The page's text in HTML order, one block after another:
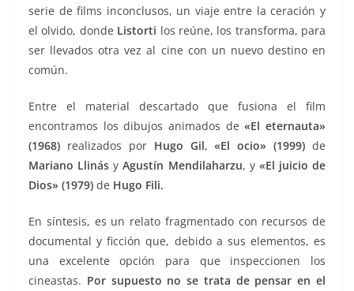
serie de films inconclusos, un viaje entre la ceración y
el olvido, donde Listorti los reúne, los transforma, para
ser llevados otra vez al cine con un nuevo destino en
común.
Entre el material descartado que fusiona el film
encontramos los dibujos animados de«El eternauta»
(1968) realizados por Hugo Gil,«El ocio» (1999) de
Mariano Llinás yAgustín Mendilaharzu, y «El juicio de
Dios» (1979) de Hugo Fili.
En síntesis, es un relato fragmentado con recursos de
documental y ficción que, debido a sus elementos, es
una excelente opción para que inspeccionen los
cineastas. Por supuesto no se trata de pensar en el